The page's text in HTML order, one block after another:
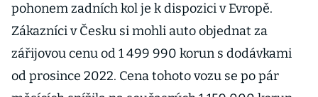
pohonem zadních kol je k dispozici v Evropě.
Zákazníci v Česku si mohli auto objednat za
zářijovou cenu od 1 499 990 korun s dodávkami
od prosince 2022. Cena tohoto vozu se po pár